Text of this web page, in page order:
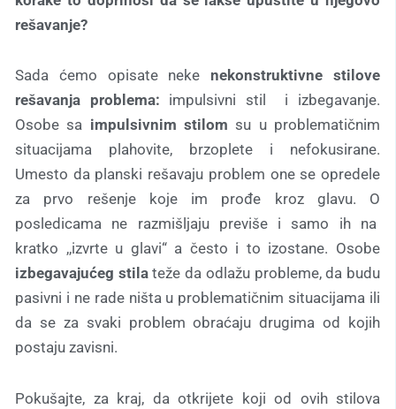
rešavanje?
Sada ćemo opisate neke nekonstruktivne stilove
rešavanja problema: impulsivni stil i izbegavanje.
Osobe sa impulsivnim stilom su u problematičnim
situacijama plahovite, brzoplete i nefokusirane.
Umesto da planski rešavaju problem one se opredele
za prvo rešenje koje im prođe kroz glavu. O
posledicama ne razmišljaju previše i samo ih na
kratko ,,izvrte u glavi“ a često i to izostane. Osobe
izbegavajućeg stilateže da odlažu probleme, da budu
pasivni i ne rade ništa u problematičnim situacijama ili
da se za svaki problem obraćaju drugima od kojih
postaju zavisni.
Pokušajte, za kraj, da otkrijete koji od ovih stilova